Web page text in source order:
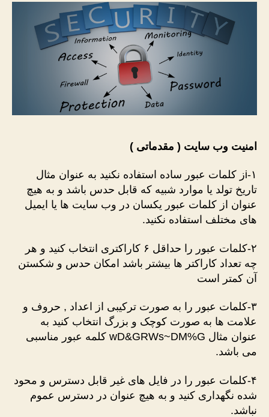
مقدماتی
)
امنیت وب سایت ( مقدماتی )
۱-iز کلمات عبور ساده استفاده نکنید به عنوان مثال
تاریخ تولد یا موارد شبیه که قابل حدس باشد و به هیچ
عنوان از کلمات عبور یکسان در وب سایت ها یا ایمیل
های مختلف استفاده نکنید.
۲-کلمات عبور را حداقل ۶ کاراکتری انتخاب کنید و هر
چه تعداد کاراکتر ها بیشتر باشد امکان حدس و شکستن
آن کمتر است
۳-کلمات عبور را به صورت ترکیبی از اعداد , حروف و
علامت ها به صورت کوچک و بزرگ انتخاب کنید به
عنوان مثال wD&GRWs~DM%G کلمه عبور مناسبی
می باشد.
۴-کلمات عبور را در فایل های غیر قابل دسترس و محود
شده نگهداری کنید و به هیچ عنوان در دسترس عموم
نباشد.